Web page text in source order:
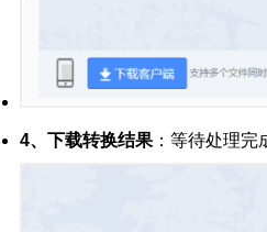
4、下载转换结果：等待处理完